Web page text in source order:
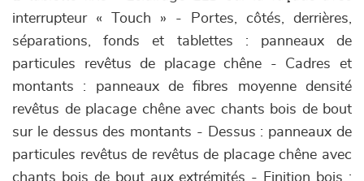
interrupteur « Touch » - Portes, côtés, derrières,
séparations, fonds et tablettes : panneaux de
particules revêtus de placage chêne - Cadres et
montants : panneaux de fibres moyenne densité
revêtus de placage chêne avec chants bois de bout
sur le dessus des montants - Dessus : panneaux de
particules revêtus de revêtus de placage chêne avec
chants bois de bout aux extrémités - Finition bois :